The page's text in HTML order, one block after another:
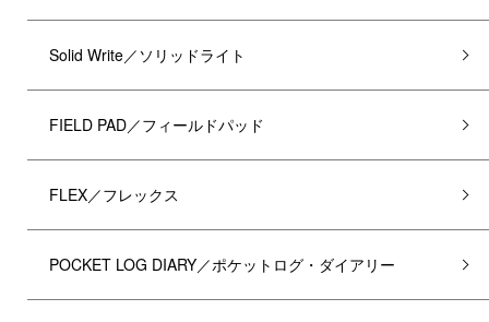
Solid Write／ソリッドライト
FIELD PAD／フィールドパッド
FLEX／フレックス
POCKET LOG DIARY／ポケットログ・ダイアリー